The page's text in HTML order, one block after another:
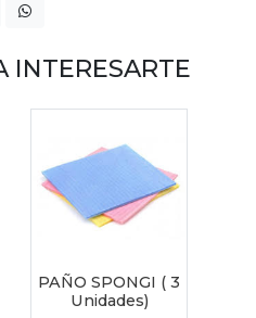
INTERESARTE
PAÑO SPONGI ( 3
Unidades)